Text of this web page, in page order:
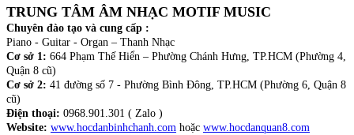
TRUNG TÂM ÂM NHẠC MOTIF MUSIC
Chuyên đào tạo và cung cấp :
Piano - Guitar - Organ – Thanh Nhạc
Cơ sở 1: 664 Phạm Thế Hiển – Phường Chánh Hưng, TP.HCM (Phường 4,
Quận 8 cũ)
Cơ sở 2: 41 đường số 7 - Phường Bình Đông, TP.HCM (Phường 6, Quận 8
cũ)
Điện thoại: 0968.901.301 ( Zalo )
Website: www.hocdanbinhchanh.com hoặc www.hocdanquan8.com